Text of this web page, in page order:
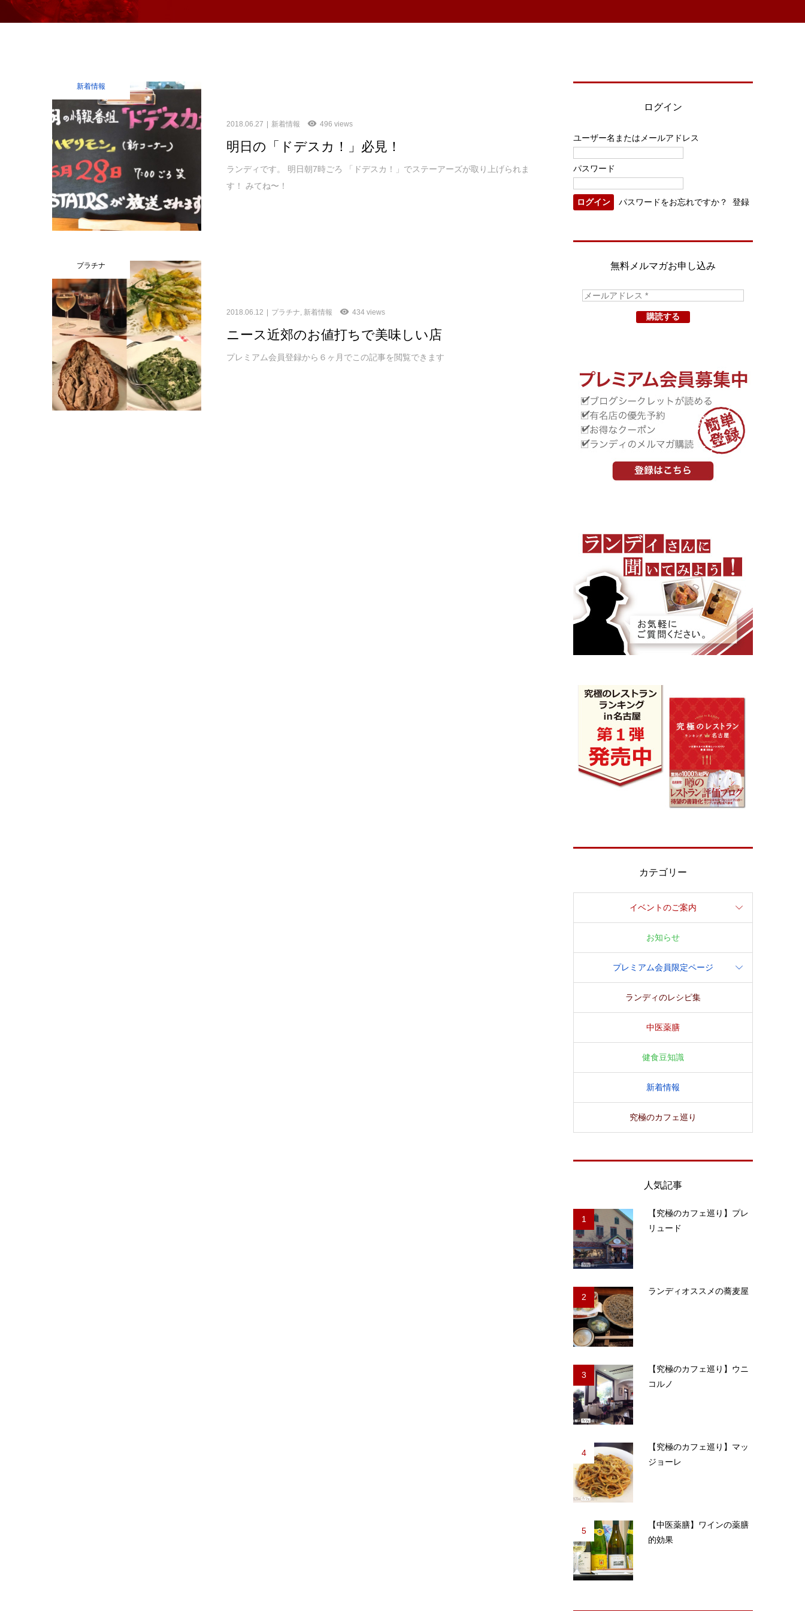
新着情報
2018.06.27 新着情報 496 views
明日の「ドデスカ！」必見！
ランディです。 明日朝7時ごろ 「ドデスカ！」でステーアーズが取り上げられま
す！ みてね〜！
プラチナ
2018.06.12 プラチナ 新着情報 434 views
ニース近郊のお値打ちで美味しい店
プレミアム会員登録から６ヶ月でこの記事を閲覧できます
ログイン
ユーザー名またはメールアドレス
パスワード
パスワードをお忘れですか？ 登録
無料メルマガお申し込み
カテゴリー
イベントのご案内
お知らせ
プレミアム会員限定ページ
ランディのレシピ集
中医薬膳
健食豆知識
新着情報
究極のカフェ巡り
人気記事
1
【究極のカフェ巡り】プレ
リュード
2
ランディオススメの蕎麦屋
3
【究極のカフェ巡り】ウニ
コルノ
4
【究極のカフェ巡り】マッ
ジョーレ
5
【中医薬膳】ワインの薬膳
的効果